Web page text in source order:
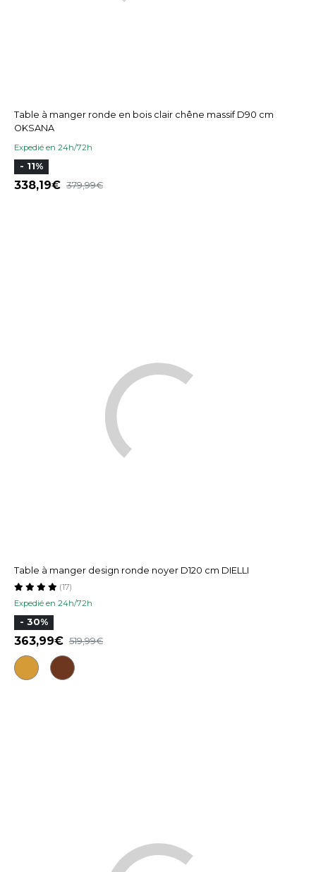
Table à manger ronde en bois clair chêne massif D90 cm
OKSANA
Expedié en 24h/72h
- 11%
338,19 379,99
Table à manger design ronde noyer D120 cm DIELLI
Expedié en 24h/72h
(17)
- 30%
363,99 519,99